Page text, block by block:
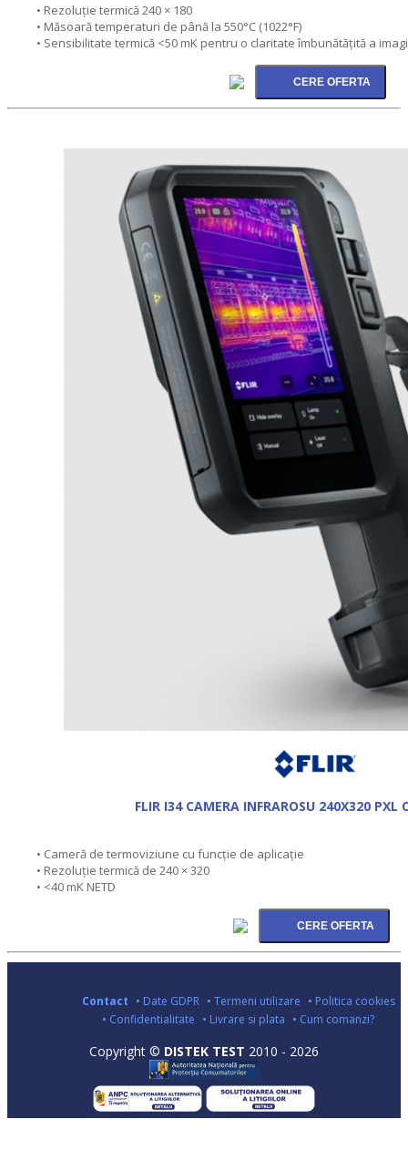
• Rezoluție termică 240 × 180
• Măsoară temperaturi de până la 550°C (1022°F)
• Sensibilitate termică <50 mK pentru o claritate îmbunătățită a
FLIR I34 CAMERA INFRAROSU 240X320 PXL
• Cameră de termoviziune cu funcție de aplicație
• Rezoluție termică de 240 × 320
• <40 mK NETD
Contact • Date GDPR • Termeni utilizare • Politica cookies
• Confidentialitate • Livrare si plata • Cum comanzi?
Copyright © DISTEK TEST 2010 - 2026